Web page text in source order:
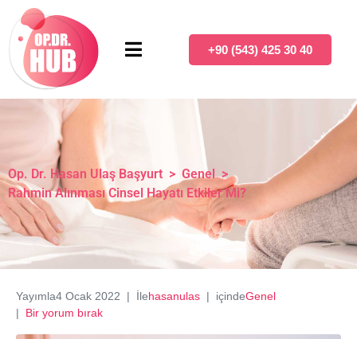
+90 (543) 425 30 40
Op. Dr. Hasan Ulaş Başyurt > Genel>
Rahmin Alınması Cinsel Hayatı Etkiler Mi?
Yayımla4 Ocak 2022 İlehasanulas içindeGenel
Bir yorum bırak